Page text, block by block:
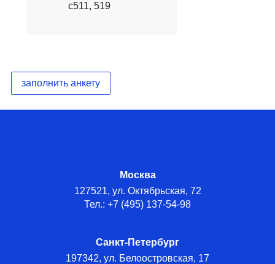
с511, 519
заполнить анкету
Москва
127521, ул. Октябрьская, 72
Тел.: +7 (495) 137-54-98
Санкт-Петербург
197342, ул. Белоостровская, 17